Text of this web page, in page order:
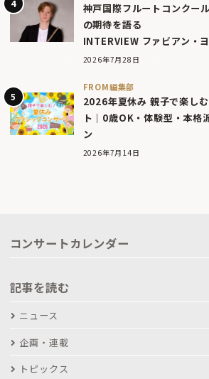
神戸国際フルートコンクー
の期待を語る
INTERVIEW ファビアン・
2026年7月28日
FROM編集部
2026年夏休み 親子で楽し
ト｜0歳OK・体験型・本格
ン
2026年7月14日
コンサートカレンダー
記事を読む
ニュース
企画・連載
トピックス